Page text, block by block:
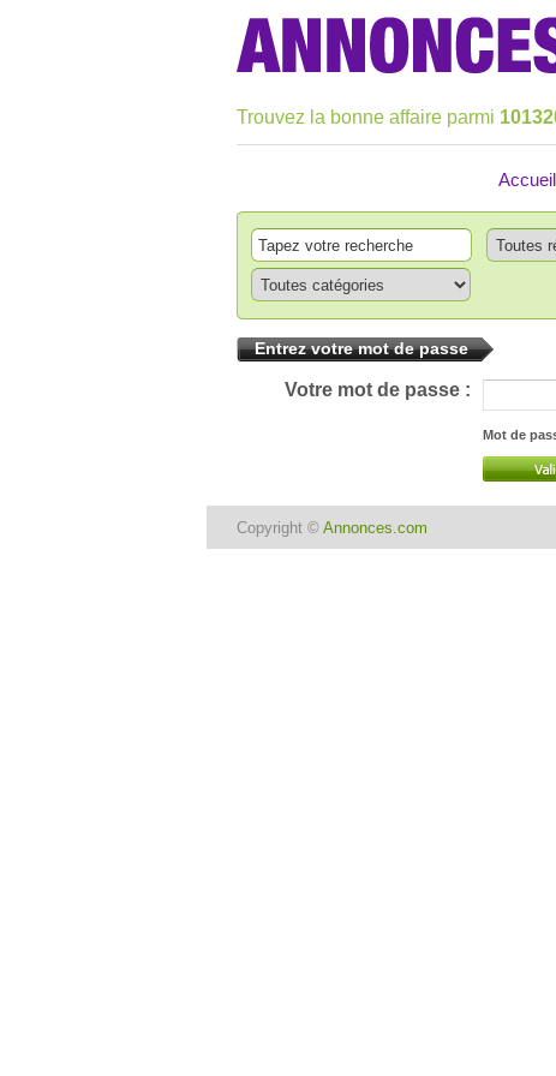
Trouvez la bonne affaire parmi
Accueil
Entrez votre mot de passe
Votre mot de passe :
Mot de
Copyright © Annonces.com